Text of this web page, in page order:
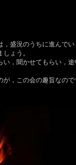
盛況のうちに進んでい
ょう。
，聞かせてもらい，
，この会の趣旨なので